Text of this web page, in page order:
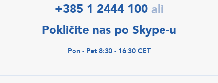
+385 1 2444 100 ali
Pokličite nas po Skype-u
Pon - Pet 8:30 - 16:30 CET